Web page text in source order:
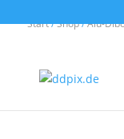
Start/Shop/Alu-